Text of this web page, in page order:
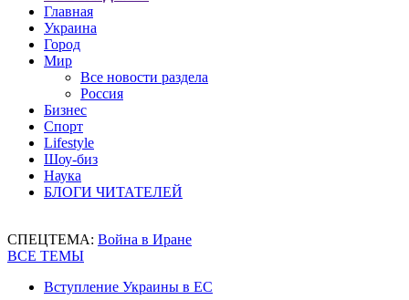
Главная
Украина
Город
Мир
Все новости раздела
Россия
Бизнес
Спорт
Lifestyle
Шоу-биз
Наука
БЛОГИ ЧИТАТЕЛЕЙ
СПЕЦТЕМА: Война в Иране
ВСЕ ТЕМЫ
Вступление Украины в ЕС